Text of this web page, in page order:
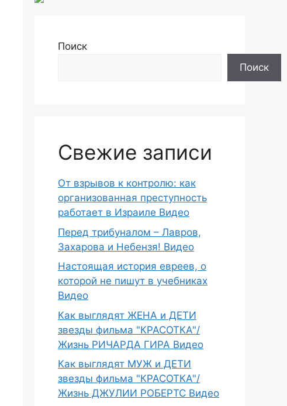
Поиск
Поиск
Свежие записи
От взрывов к контролю: как
организованная преступность
работает в Израиле Видео
Перед трибуналом – Лавров,
Захарова и Небензя! Видео
Настоящая история евреев, о
которой не пишут в учебниках
Видео
Как выглядят ЖЕНА и ДЕТИ
звезды фильма "КРАСОТКА"/
Жизнь РИЧАРДА ГИРА Видео
Как выглядят МУЖ и ДЕТИ
звезды фильма "КРАСОТКА"/
Жизнь ДЖУЛИИ РОБЕРТС Видео